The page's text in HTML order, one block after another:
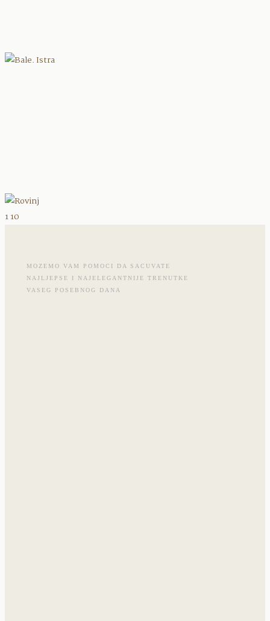
110
MOZEMO VAM POMOCI DA SACUVATE
NAJLJEPSE I NAJELEGANTNIJE TRENUTKE
VASEG POSEBNOG DANA